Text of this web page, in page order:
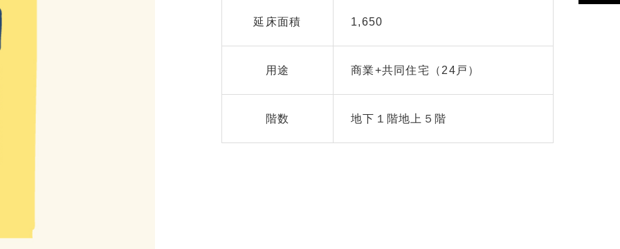
延床面積 1,650
用途 商業+共同住宅（24戸）
階数 地下１階地上５階